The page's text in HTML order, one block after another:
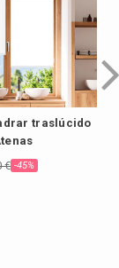
traslúcido
€ -45%